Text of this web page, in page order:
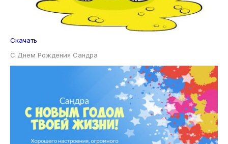
Скачать
С Днем Рождения Сандра